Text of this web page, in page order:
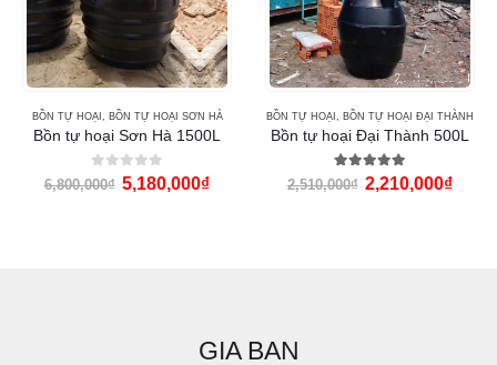
BỒN TỰ HOẠI , BỒN TỰ HOẠI SƠN HÀ
Bồn tự hoại Sơn Hà 1500L
0out of 5
6,800,000₫ 5,180,000₫
BỒN TỰ HOẠI , BỒN TỰ HOẠI ĐẠI THÀNH
Bồn tự hoại Đại Thành 500L
5.00 out of 5
2,510,000₫ 2,210,000₫
GIA BAN